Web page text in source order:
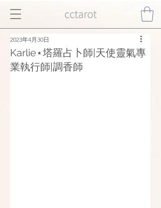
cctarot
Karlie⋆塔羅占卜師|天使靈氣專
業執行師|調香師
2023年4月30日